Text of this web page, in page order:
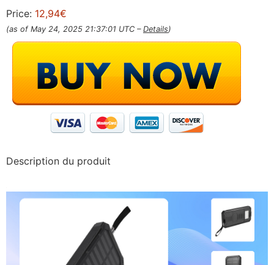
Price: 12,94€
(as of May 24, 2025 21:37:01 UTC – Details)
Description du produit